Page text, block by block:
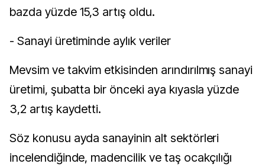
bazda yüzde 15,3 artış oldu.
- Sanayi üretiminde aylık veriler
Mevsim ve takvim etkisinden arındırılmış sanayi
üretimi, şubatta bir önceki aya kıyasla yüzde
3,2 artış kaydetti.
Söz konusu ayda sanayinin alt sektörleri
incelendiğinde, madencilik ve taş ocakçılığı